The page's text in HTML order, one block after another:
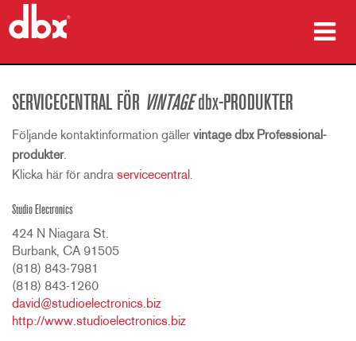
var man kan köpa
support
Språk/Region
SERVICECENTRAL FÖR VINTAGEdbx-PRODUKTER
Följande kontaktinformation gäller vintage dbx Professional-
produkter.
Klicka här för andra servicecentral .
Studio Electronics
424 N Niagara St.
Burbank, CA 91505
(818) 843-7981
(818) 843-1260
david@studioelectronics.biz
http://www.studioelectronics.biz